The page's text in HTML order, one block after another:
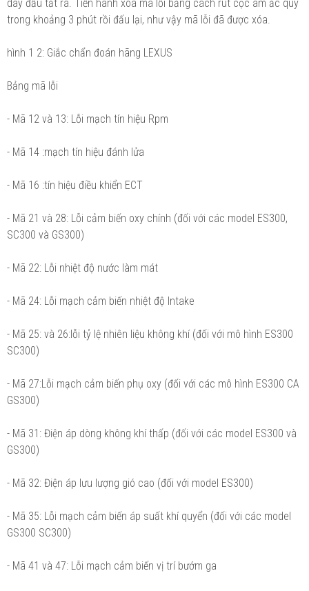
dây đấu tắt ra. Tiến hành xóa mã lỗi bằng cách rút cọc âm ắc quy
trong khoảng 3 phút rồi đấu lại, như vậy mã lỗi đã được xóa.
hình 1 2: Giắc chẩn đoán hãng LEXUS
Bảng mã lỗi
- Mã 12 và 13: Lỗi mạch tín hiệu Rpm
- Mã 14 :mạch tín hiệu đánh lửa
- Mã 16 :tín hiệu điều khiển ECT
- Mã 21 và 28: Lỗi cảm biến oxy chính (đối với các model ES300,
SC300 và GS300)
- Mã 22: Lỗi nhiệt độ nước làm mát
- Mã 24: Lỗi mạch cảm biến nhiệt độ Intake
- Mã 25: và 26:lỗi tỷ lệ nhiên liệu không khí (đối với mô hình ES300
SC300)
- Mã 27:Lỗi mạch cảm biến phụ oxy (đối với các mô hình ES300 CA
GS300)
- Mã 31: Điện áp dòng không khí thấp (đối với các model ES300 và
GS300)
- Mã 32: Điện áp lưu lượng gió cao (đối với model ES300)
- Mã 35: Lỗi mạch cảm biến áp suất khí quyển (đối với các model
GS300 SC300)
- Mã 41 và 47: Lỗi mạch cảm biến vị trí bướm ga